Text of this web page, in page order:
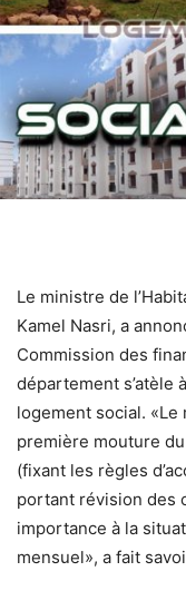
Le ministre de
Kamel Nasri, a
Commission des
département s’atèle
logement social. «Le
première mouture
(fixant les règles
portant révision des
importance à la
mensuel», a fait